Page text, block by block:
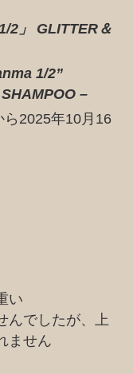
2」 GLITTER＆
1/2”
–
2025年10月16
い
んでしたが、上
ません